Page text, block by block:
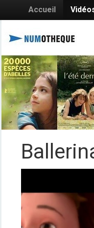
Accueil